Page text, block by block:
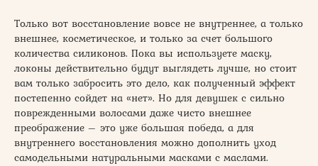
Только вот восстановление вовсе не внутреннее, а только
внешнее, косметическое, и только за счет большого
количества силиконов. Пока вы используете маску,
локоны действительно будут выглядеть лучше, но стоит
вам только забросить это дело, как полученный эффект
постепенно сойдет на «нет». Но для девушек с сильно
поврежденными волосами даже чисто внешнее
преображение – это уже большая победа, а для
внутреннего восстановления можно дополнить уход
самодельными натуральными масками с маслами.